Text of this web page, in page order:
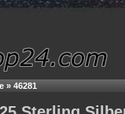
» 46281